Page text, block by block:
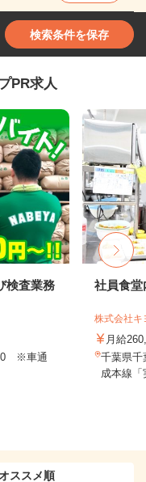
検索条件を保存
PR求人
検査業務
※車通
社員食堂
株式会社キ
月給
千葉県千
成本線